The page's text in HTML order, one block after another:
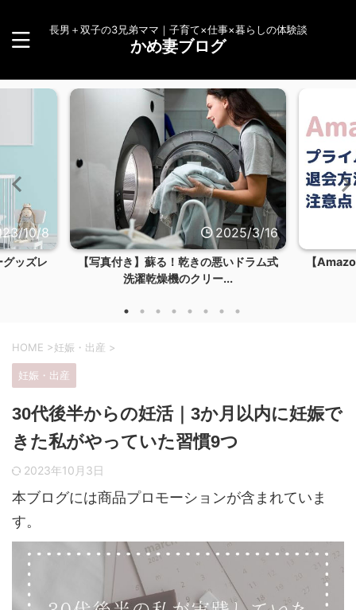
長男＋双子の3兄弟ママ｜子育て×仕事×暮らしの体験談
かめ妻ブログ
3/16
ラム式
2023/12/24
【Amazon】プライム会員を退会する方
法とデメリット...
【
HOME >妊娠・出産 >
妊娠・出産
30代後半からの妊活｜3か月以内に妊娠で
きた私がやっていた習慣9つ
2023年10月3日
本ブログには商品プロモーションが含まれていま
す。